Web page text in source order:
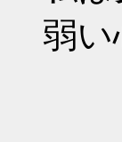
弱い